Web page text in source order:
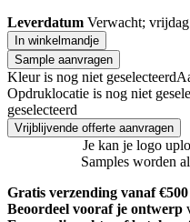
Leverdatum Verwacht;
In winkelmandje
Sample aanvragen
Kleur is nog niet geselecteerd
Opdruklocatie is nog niet
geselecteerd
Vrijblijvende offerte aanvragen
Je kan je logo
Samples worden
Gratis verzending vanaf €500
Beoordeel vooraf je ontwerp